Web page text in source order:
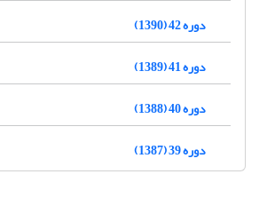
دوره 42 (1390)
دوره 41 (1389)
دوره 40 (1388)
دوره 39 (1387)